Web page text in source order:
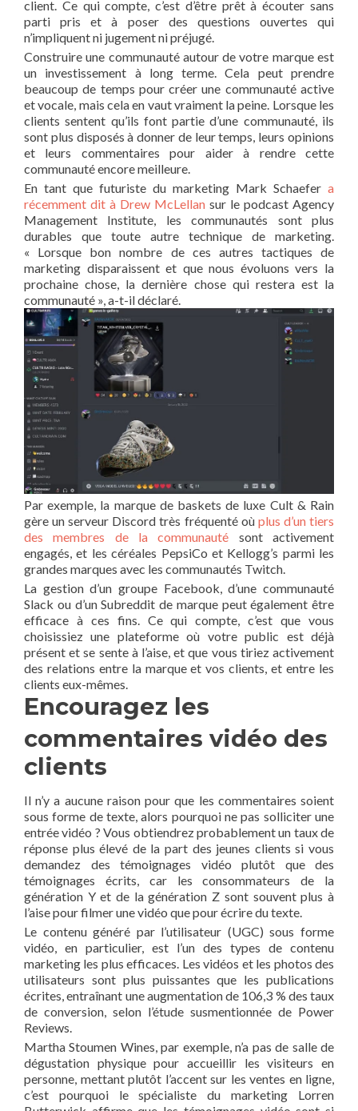
client. Ce qui compte, c’est d’être prêt à écouter sans
parti pris et à poser des questions ouvertes qui
n’impliquent ni jugement ni préjugé.
Construire une communauté autour de votre marque est
un investissement à long terme. Cela peut prendre
beaucoup de temps pour créer une communauté active
et vocale, mais cela en vaut vraiment la peine. Lorsque les
clients sentent qu’ils font partie d’une communauté, ils
sont plus disposés à donner de leur temps, leurs opinions
et leurs commentaires pour aider à rendre cette
communauté encore meilleure.
En tant que futuriste du marketing Mark Schaefer a
récemment dit à Drew McLellan sur le podcast Agency
Management Institute, les communautés sont plus
durables que toute autre technique de marketing.
« Lorsque bon nombre de ces autres tactiques de
marketing disparaissent et que nous évoluons vers la
prochaine chose, la dernière chose qui restera est la
communauté », a-t-il déclaré.
Par exemple, la marque de baskets de luxe Cult & Rain
gère un serveur Discord très fréquenté où plus d’un tiers
des membres de la communauté sont activement
engagés, et les céréales PepsiCo et Kellogg’s parmi les
grandes marques avec les communautés Twitch.
La gestion d’un groupe Facebook, d’une communauté
Slack ou d’un Subreddit de marque peut également être
efficace à ces fins. Ce qui compte, c’est que vous
choisissiez une plateforme où votre public est déjà
présent et se sente à l’aise, et que vous tiriez activement
des relations entre la marque et vos clients, et entre les
clients eux-mêmes.
Encouragez les
commentaires vidéo des
clients
Il n’y a aucune raison pour que les commentaires soient
sous forme de texte, alors pourquoi ne pas solliciter une
entrée vidéo ? Vous obtiendrez probablement un taux de
réponse plus élevé de la part des jeunes clients si vous
demandez des témoignages vidéo plutôt que des
témoignages écrits, car les consommateurs de la
génération Y et de la génération Z sont souvent plus à
l’aise pour filmer une vidéo que pour écrire du texte.
Le contenu généré par l’utilisateur (UGC) sous forme
vidéo, en particulier, est l’un des types de contenu
marketing les plus efficaces. Les vidéos et les photos des
utilisateurs sont plus puissantes que les publications
écrites, entraînant une augmentation de 106,3 % des taux
de conversion, selon l’étude susmentionnée de Power
Reviews.
Martha Stoumen Wines, par exemple, n’a pas de salle de
dégustation physique pour accueillir les visiteurs en
personne, mettant plutôt l’accent sur les ventes en ligne,
c’est pourquoi le spécialiste du marketing Lorren